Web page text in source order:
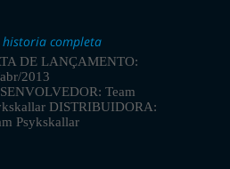
historia completa
DE LANÇAMENTO:
2013
Team
DISTRIBUIDORA:
Psykskallar